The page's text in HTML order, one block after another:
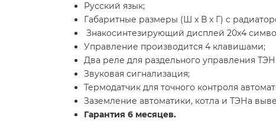
Русский язык;
Габаритные размеры (Ш x В x Г) с
Знакосинтезирующий дисплей 20x4
Управление производится 4 клавишами;
Два реле для раздельного управления
Звуковая сигнализация;
Термодатчик для точного контроля
Заземление автоматики, котла и ТЭНа
Гарантия 6 месяцев.